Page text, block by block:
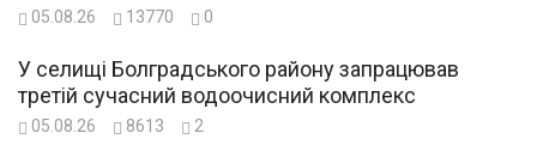
05.08.26 13770 0
У селищі Болградського району запрацював
третій сучасний водоочисний комплекс
05.08.26 8613 2